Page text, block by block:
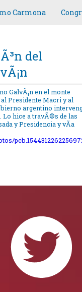
Carmona
del
GalvÃ¡n en el monte
Presidente Macri y al
argentino
Lo hice a travÃ©s de las
y Presidencia y vÃ­a